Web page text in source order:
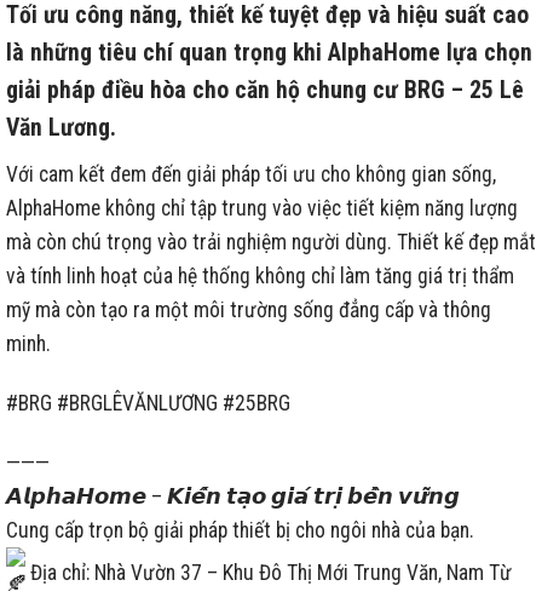
Tối ưu công năng, thiết kế tuyệt đẹp và hiệu suất cao
là những tiêu chí quan trọng khi AlphaHome lựa chọn
giải pháp điều hòa cho căn hộ chung cư BRG – 25 Lê
Văn Lương.
Với cam kết đem đến giải pháp tối ưu cho không gian sống,
AlphaHome không chỉ tập trung vào việc tiết kiệm năng lượng
mà còn chú trọng vào trải nghiệm người dùng. Thiết kế đẹp mắt
và tính linh hoạt của hệ thống không chỉ làm tăng giá trị thẩm
mỹ mà còn tạo ra một môi trường sống đẳng cấp và thông
minh.
#BRG #BRGLÊVĂNLƯƠNG #25BRG
———
𝘼𝙡𝙥𝙝𝙖𝙃𝙤𝙢𝙚 – 𝙆𝙞𝙚̂́𝙣 𝙩𝙖̣𝙤 𝙜𝙞𝙖́ 𝙩𝙧𝙞̣ 𝙗𝙚̂̀𝙣 𝙫𝙪̛̃𝙣𝙜
Cung cấp trọn bộ giải pháp thiết bị cho ngôi nhà của bạn.
Địa chỉ: Nhà Vườn 37 – Khu Đô Thị Mới Trung Văn, Nam Từ